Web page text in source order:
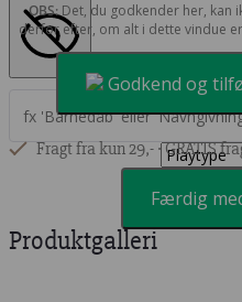
Færdig
OBS:Det, du godkender her, kan
derfor efter, om alt i dette vindue
Godkend og
Fragt fra kun 29,- ∙ GRATIS
Produktgalleri